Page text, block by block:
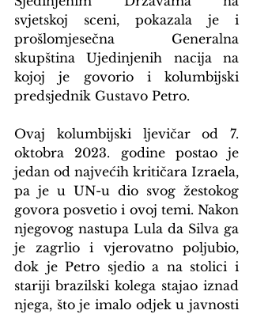
svjetskoj sceni, pokazala je i
prošlomjesečna Generalna
skupština Ujedinjenih nacija na
kojoj je govorio i kolumbijski
predsjednik Gustavo Petro.
Ovaj kolumbijski ljevičar od 7.
oktobra 2023. godine postao je
jedan od najvećih kritičara Izraela,
pa je u UN-u dio svog žestokog
govora posvetio i ovoj temi. Nakon
njegovog nastupa Lula da Silva ga
je zagrlio i vjerovatno poljubio,
dok je Petro sjedio a na stolici i
stariji brazilski kolega stajao iznad
njega, što je imalo odjek u javnosti